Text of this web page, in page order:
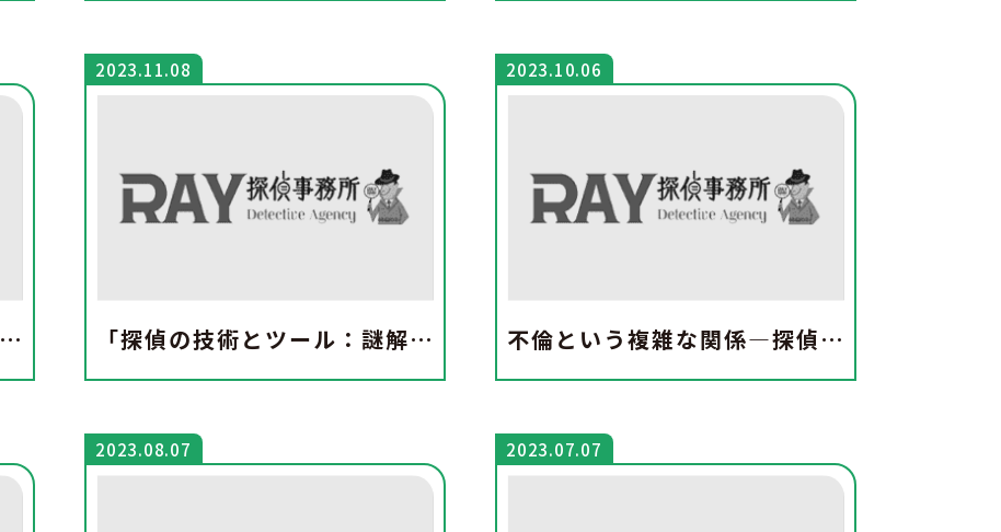
探偵の心理学：不倫の調査の複雑性 「探偵の技術とツール：謎解きの未来」
2023.11.08
不倫という複雑な関係―探偵が明かす不倫の心理と影響
2023.10.06
2023.08.07 2023.07.07